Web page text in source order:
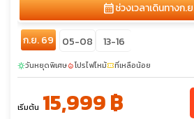
calendar_monthช่วงเวลาเดินทางก.
ก.ย. 69 05-08 13-16
sunnyวันหยุดพิเศษlocal_fire_departmentโปรไฟไหม้confirmation_numberที่เหลือน้อย
เริ่มต้น 15,999 ฿